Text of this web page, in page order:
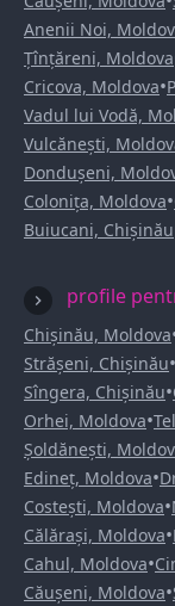
Anenii Noi,
Țînțăreni, Moldova
Cricova, Moldova•
Vadul lui Vodă,
Vulcănești,
Dondușeni,
Colonița, Moldova•
Buiucani, Chișinău
profile
Chișinău, Moldova
Strășeni, Chișinău•
Sîngera, Chișinău•
Orhei, Moldova•
Șoldănești,
Edineț, Moldova•
Costești, Moldova•
Călărași, Moldova•
Cahul, Moldova•
Căușeni, Moldova•